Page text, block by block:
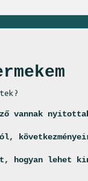
vannak
hogyan lehet